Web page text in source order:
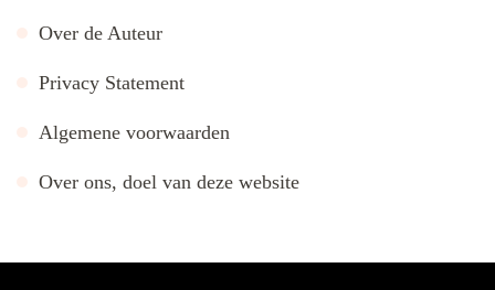
Over de Auteur
Privacy Statement
Algemene voorwaarden
Over ons, doel van deze website